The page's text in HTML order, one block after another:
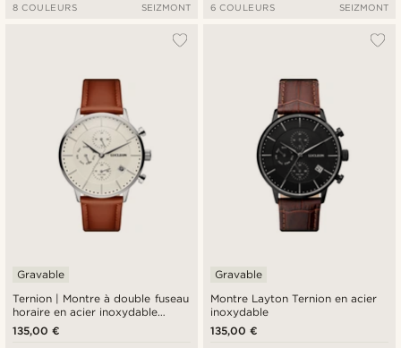
8 COULEURS SEIZMONT 6 COULEURS SEIZMONT
Ternion | Montre à double fuseau
horaire en acier inoxydable
argent et crème
Gravable
135,00 €
Montre Layton Ternion en acier
inoxydable
Gravable
135,00 €